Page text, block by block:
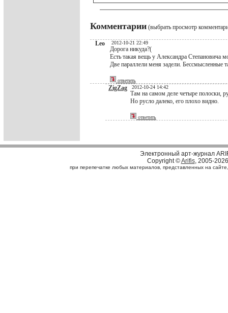
Комментарии (выбрать просмотр
Leo 2012-10-21 22:49
Дорога никуда?(
Есть такая вещь у Александра Степановича
Две параллели меня задели. Бессмысленные
ответить
ZigZag 2012-10-24 14:42
Там на самом деле четыре полоски,
Но русло далеко, его плохо видно.
ответить
Электронный арт-журнал
Copyright ©Arifis, 2005-2026
при перепечатке любых материалов, представленных на